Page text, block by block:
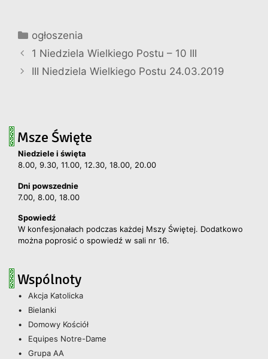
Kategorie
ogłoszenia
1 Niedziela Wielkiego Postu – 10 III
III Niedziela Wielkiego Postu 24.03.2019
Msze Święte
Niedziele i święta
8.00, 9.30, 11.00, 12.30, 18.00, 20.00
Dni powszednie
7.00, 8.00, 18.00
Spowiedź
W konfesjonałach podczas każdej Mszy Świętej. Dodatkowo
można poprosić o spowiedź w sali nr 16.
Wspólnoty
Akcja Katolicka
Bielanki
Domowy Kościół
Equipes Notre-Dame
Grupa AA